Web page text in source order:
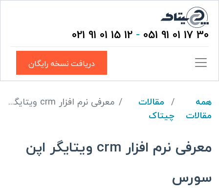
30 17 01 91 051
-
12 15 01 91 021
دریافت نسخه رایگان
همه
مقالات
مقالات
چیتاک
معرفی نرم افزار crm ویتایگر اپن سورس
معرفی نرم افزار crm ویتایگر اپن
سورس